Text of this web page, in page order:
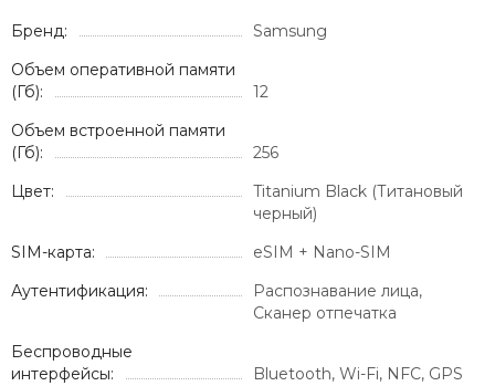
Бренд:
Samsung
Объем оперативной памяти
(Гб):
12
Объем встроенной памяти
(Гб):
256
Цвет:
Titanium Black (Титановый
черный)
SIM-карта:
eSIM + Nano-SIM
Аутентификация:
Распознавание лица,
Сканер отпечатка
Беспроводные
интерфейсы:
Bluetooth, Wi-Fi, NFC, GPS